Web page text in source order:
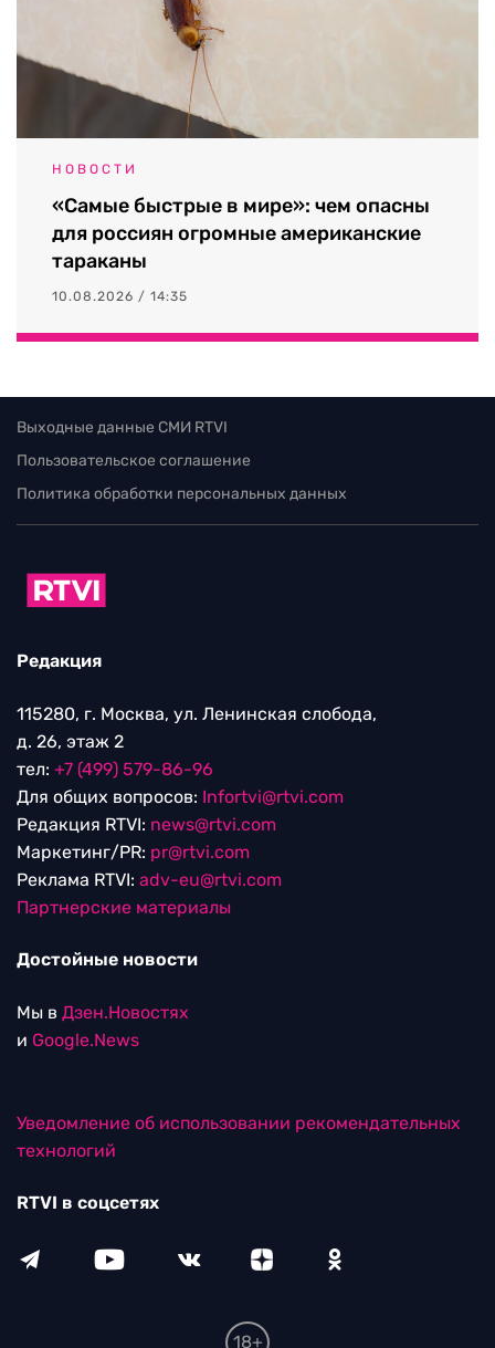
НОВОСТИ
«Самые быстрые в мире»: чем опасны
для россиян огромные американские
тараканы
10.08.2026 / 14:35
Выходные данные СМИ RTVI
Пользовательское соглашение
Политика обработки персональных данных
Редакция
115280, г. Москва, ул. Ленинская слобода,
д. 26, этаж 2
тел: +7 (499) 579-86-96
Для общих вопросов: Infortvi@rtvi.com
Редакция RTVI: news@rtvi.com
Маркетинг/PR: pr@rtvi.com
Реклама RTVI: adv-eu@rtvi.com
Партнерские материалы
Достойные новости
Мы в Дзен.Новостях
и Google.News
Уведомление об использовании рекомендательных
технологий
RTVI в соцсетях
18+